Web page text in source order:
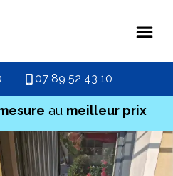
07 89 52 43 10
au meilleur prix